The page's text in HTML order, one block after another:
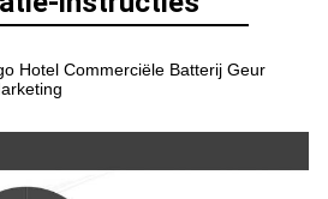
Hotel Commerciële Batterij Geur